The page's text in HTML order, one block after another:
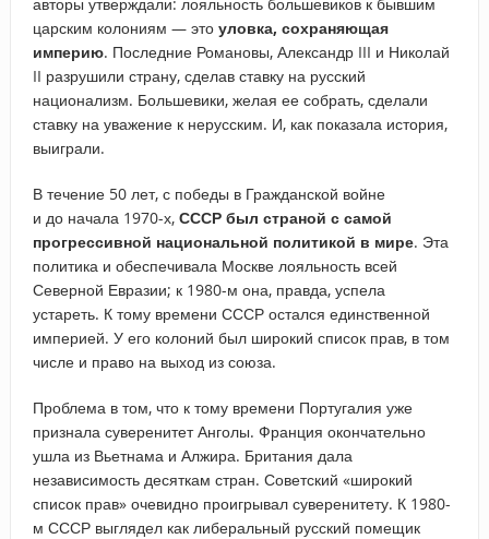
царским колониям — это уловка, сохраняющая
империю. Последние Романовы, Александр III и Николай
II разрушили страну, сделав ставку на русский
национализм. Большевики, желая ее собрать, сделали
ставку на уважение к нерусским. И, как показала история,
выиграли.
В течение 50 лет, с победы в Гражданской войне
и до начала 1970-х, СССР был страной с самой
прогрессивной национальной политикой в мире. Эта
политика и обеспечивала Москве лояльность всей
Северной Евразии; к 1980-м она, правда, успела
устареть. К тому времени СССР остался единственной
империей. У его колоний был широкий список прав, в том
числе и право на выход из союза.
Проблема в том, что к тому времени Португалия уже
признала суверенитет Анголы. Франция окончательно
ушла из Вьетнама и Алжира. Британия дала
независимость десяткам стран. Советский «широкий
список прав» очевидно проигрывал суверенитету. К 1980-
м СССР выглядел как либеральный русский помещик